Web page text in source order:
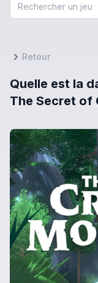
Retour
Quelle est la
The Secret of